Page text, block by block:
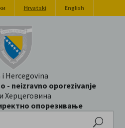
Hrvatski English
i Hercegovina
- neizravno oporezivanje
Херцеговина
опорезивање